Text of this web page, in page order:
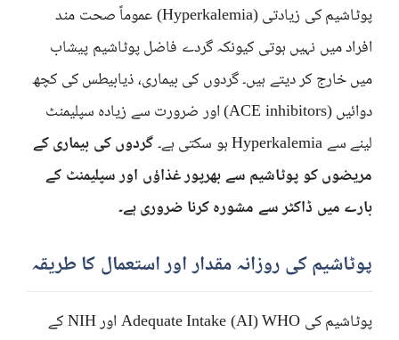
پوٹاشیم کی زیادتی (Hyperkalemia) عموماً صحت مند
افراد میں نہیں ہوتی کیونکہ گردے فاضل پوٹاشیم پیشاب
میں خارج کر دیتے ہیں۔ گردوں کی بیماری، ذیابیطس کی کچھ
دوائیں (ACE inhibitors) اور ضرورت سے زیادہ سپلیمنٹ
لینے سے Hyperkalemia ہو سکتی ہے۔
گردوں کی بیماری کے
مریضوں کو پوٹاشیم سے بھرپور غذاؤں اور سپلیمنٹ کے
بارے میں ڈاکٹر سے مشورہ کرنا ضروری ہے۔
پوٹاشیم کی روزانہ مقدار اور استعمال کا طریقہ
پوٹاشیم کی Adequate Intake (AI) WHO اور NIH کے